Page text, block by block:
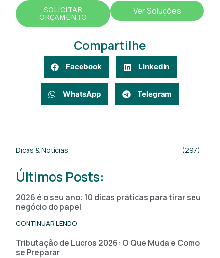
SOLICITAR
ORÇAMENTO
Ver Soluções
Compartilhe
Facebook LinkedIn
WhatsApp Telegram
Dicas & Notícias (297)
Últimos Posts:
2026 é o seu ano: 10 dicas práticas para tirar seu
negócio do papel
CONTINUAR LENDO
Tributação de Lucros 2026: O Que Muda e Como
se Preparar